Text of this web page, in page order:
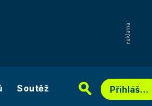
Soutěž Přihlášení